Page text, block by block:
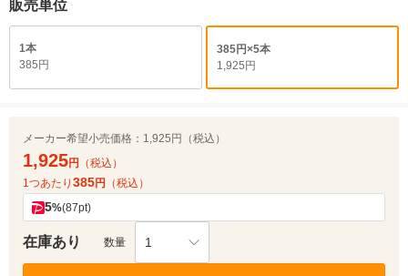
販売単位
1本
385円
385円×5本
1,925円
メーカー希望小売価格： 1,925円（税込）
1,925円
（税込）
1つあたり 385円 （税込）
5%(87pt)
在庫あり 数量 1